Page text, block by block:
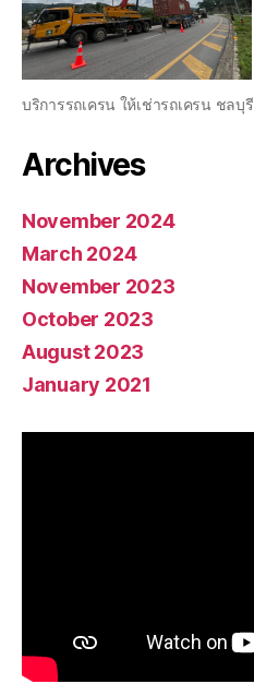
บริการรถเครน ให้เช่ารถเครน ชลบุรี
Archives
November 2024
March 2024
November 2023
October 2023
August 2023
January 2021